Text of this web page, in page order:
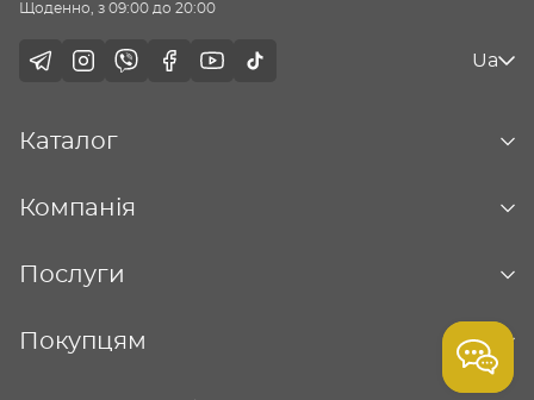
Щоденно, з 09:00 до 20:00
Ua
Каталог
Компанія
Послуги
Покупцям